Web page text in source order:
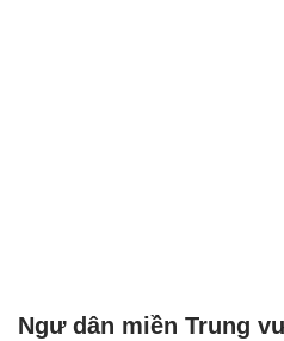
Ngư dân miền Trung